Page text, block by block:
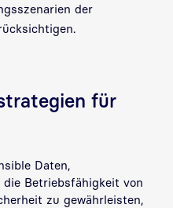
der
für
Daten,
Betriebsfähigkeit von
zu gewährleisten,